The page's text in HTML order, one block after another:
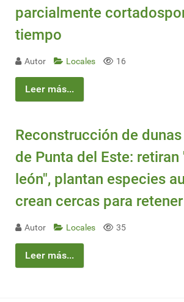
parcialmente
tiempo
Autor Locales 16
Leer más...
Reconstrucción de
de Punta del Este: retiran
león", plantan especies
crean cercas para
Autor Locales 35
Leer más...